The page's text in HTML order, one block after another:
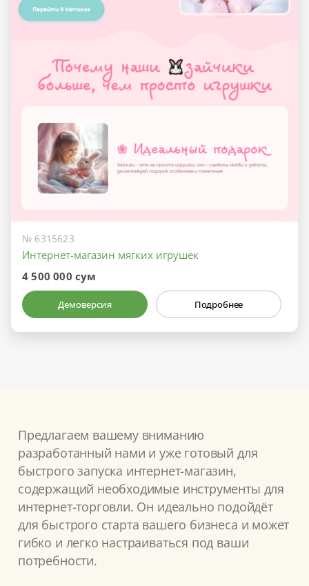
№ 6315623
Интернет-магазин мягких игрушек
4 500 000 сум
Демоверсия Подробнее
Предлагаем вашему вниманию
разработанный нами и уже готовый для
быстрого запуска интернет-магазин,
содержащий необходимые инструменты для
интернет-торговли. Он идеально подойдёт
для быстрого старта вашего бизнеса и может
гибко и легко настраиваться под ваши
потребности.